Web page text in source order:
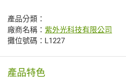
產品分類：
廠商名稱： 紫外光科技有限公司
攤位號碼：L1227
產品特色